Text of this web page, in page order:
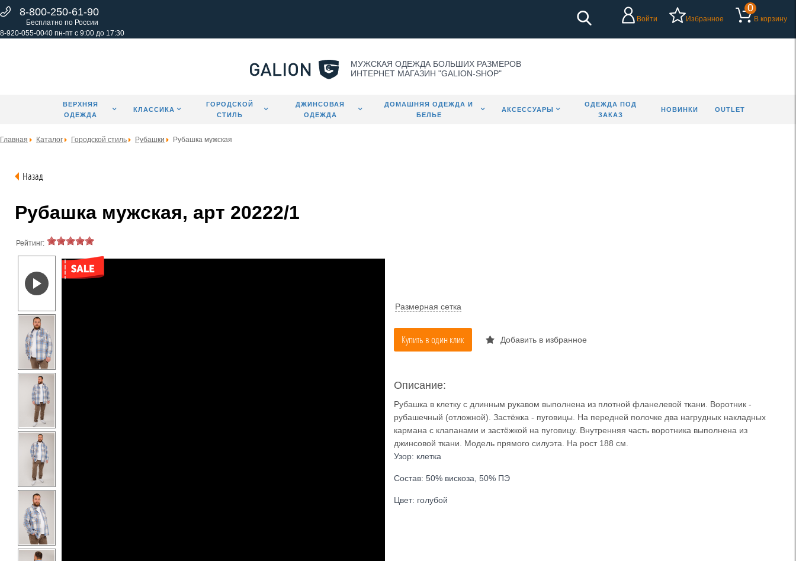
8-800-250-61-90
Бесплатно по России
8-920-055-0040 пн-пт с 9:00 до 17:30
Войти Избранное
0
В корзину
МУЖСКАЯ ОДЕЖДА БОЛЬШИХ РАЗМЕРОВ
ИНТЕРНЕТ МАГАЗИН "GALION-SHOP"
ВЕРХНЯЯ
ОДЕЖДА
КЛАССИКА
ГОРОДСКОЙ
СТИЛЬ
ДЖИНСОВАЯ
ОДЕЖДА
ДОМАШНЯЯ ОДЕЖДА И
БЕЛЬЕ
АКСЕССУАРЫ
ОДЕЖДА ПОД
ЗАКАЗ
НОВИНКИ OUTLET
Главная Каталог Городской стиль Рубашки Рубашка мужская
Назад
Рубашка мужская, арт 20222/1
Рейтинг:
Размерная сетка
Купить в один клик Добавить в избранное
Описание:
Рубашка в клетку с длинным рукавом выполнена из плотной фланелевой ткани. Воротник -
рубашечный (отложной). Застёжка - пуговицы. На передней полочке два нагрудных накладных
кармана с клапанами и застёжкой на пуговицу. Внутренняя часть воротника выполнена из
джинсовой ткани. Модель прямого силуэта. На рост 188 см.
Узор: клетка
Состав: 50% вискоза, 50% ПЭ
Цвет: голубой